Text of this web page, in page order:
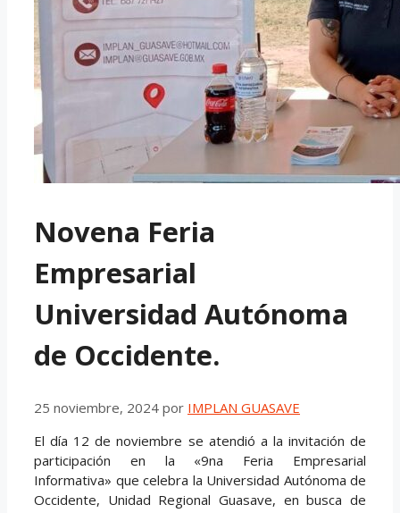
Novena Feria
Empresarial
Universidad Autónoma
de Occidente.
25 noviembre, 2024 por IMPLAN GUASAVE
El día 12 de noviembre se atendió a la invitación de
participación en la «9na Feria Empresarial
Informativa» que celebra la Universidad Autónoma de
Occidente, Unidad Regional Guasave, en busca de